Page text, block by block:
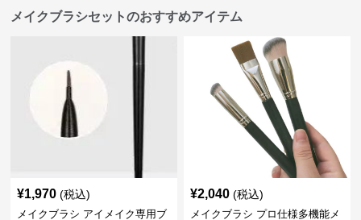
メイクブラシセットのおすすめアイテム
¥1,970 (税込)
メイクブラシ アイメイク専用ブ
¥2,040 (税込)
メイクブラシ プロ仕様多機能メ